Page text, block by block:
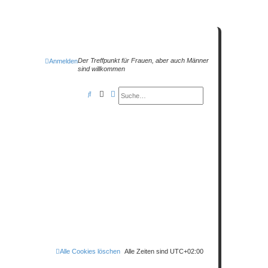
Der Treffpunkt für Frauen, aber auch Männer
sind willkommen
Anmelden
SucheErweiterte Suche
S
Alle Zeiten sind UTC+02:00
Alle Cookies löschen